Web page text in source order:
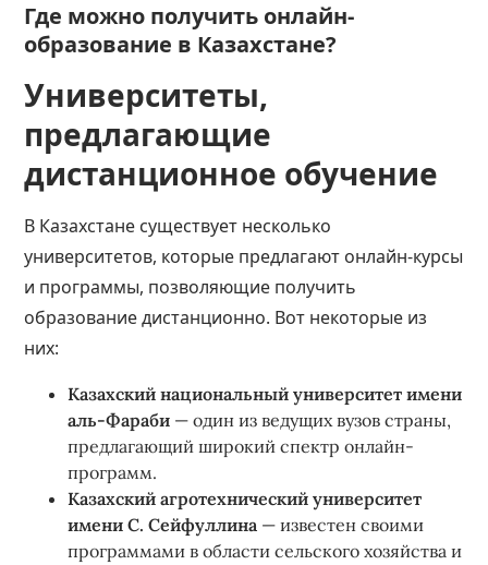
Где можно получить онлайн-
образование в Казахстане?
Университеты,
предлагающие
дистанционное обучение
В Казахстане существует несколько
университетов, которые предлагают онлайн-курсы
и программы, позволяющие получить
образование дистанционно. Вот некоторые из
них:
Казахский национальный университет имени
аль-Фараби — один из ведущих вузов страны,
предлагающий широкий спектр онлайн-
программ.
Казахский агротехнический университет
имени С. Сейфуллина — известен своими
программами в области сельского хозяйства и